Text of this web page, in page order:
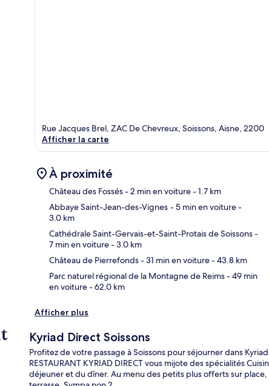
Rue Jacques Brel, ZAC De Chevreux, Soissons, Aisne, 2200
Afficher la carte
À proximité
Château des Fossés- 2 min en voiture- 1.7 km
Abbaye Saint-Jean-des-Vignes - 5 min en voiture-
3.0 km
Cathédrale Saint-Gervais-et-Saint-Protais de Soissons-
7 min en voiture- 3.0 km
Château de Pierrefonds- 31 min en voiture- 43.8 km
Parc naturel régional de la Montagne de Reims- 49 min
en voiture- 62.0 km
Afficher plus
Kyriad Direct Soissons
Profitez de votre passage à Soissons pour séjourner dans
RESTAURANT KYRIAD DIRECT vous mijote des spécialités
déjeuner et du dîner. Au menu des petits plus offerts sur